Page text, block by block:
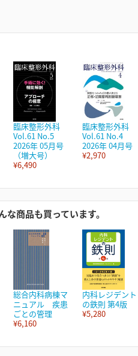
臨床整形外科
Vol.61 No.5
2026年 05月号
（増大号）
¥6,490
臨床整形外科
Vol.61 No.4
2026年 04月号
¥2,970
商品も買っています。
総合内科病棟マ
ニュアル 疾患
ごとの管理
¥6,160
内科レジデント
の鉄則 第4版
¥5,280